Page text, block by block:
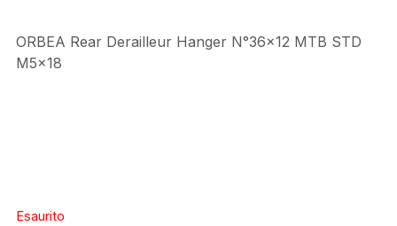
ORBEA Rear Derailleur Hanger N°36×12 MTB STD
M5x18
Esaurito